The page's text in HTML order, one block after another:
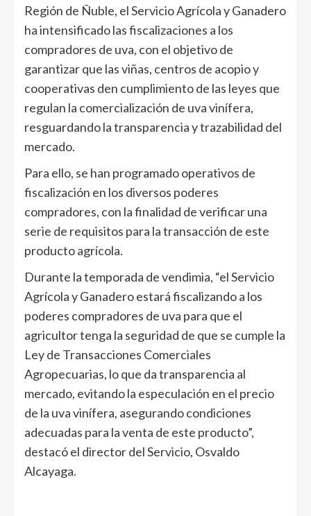
Región de Ñuble, el Servicio Agrícola y Ganadero
ha intensificado las fiscalizaciones a los
compradores de uva, con el objetivo de
garantizar que las viñas, centros de acopio y
cooperativas den cumplimiento de las leyes que
regulan la comercialización de uva vinífera,
resguardando la transparencia y trazabilidad del
mercado.
Para ello, se han programado operativos de
fiscalización en los diversos poderes
compradores, con la finalidad de verificar una
serie de requisitos para la transacción de este
producto agrícola.
Durante la temporada de vendimia, “el Servicio
Agrícola y Ganadero estará fiscalizando a los
poderes compradores de uva para que el
agricultor tenga la seguridad de que se cumple la
Ley de Transacciones Comerciales
Agropecuarias, lo que da transparencia al
mercado, evitando la especulación en el precio
de la uva vinífera, asegurando condiciones
adecuadas para la venta de este producto”,
destacó el director del Servicio, Osvaldo
Alcayaga.